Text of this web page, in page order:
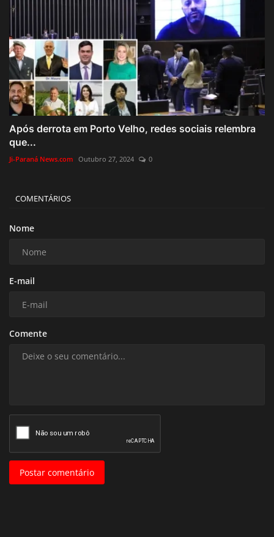
Após derrota em Porto Velho, redes sociais relembra
que...
Ji-Paraná News.com Outubro 27, 2024 0
COMENTÁRIOS
Nome
E-mail
Comente
Postar comentário